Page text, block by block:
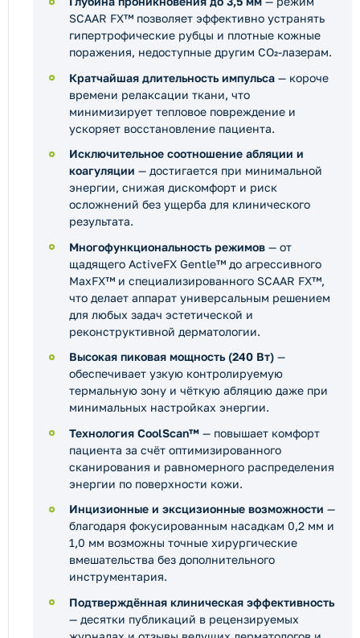
SCAAR FX™ позволяет эффективно устранять
гипертрофические рубцы и плотные кожные
поражения, недоступные другим CO₂-лазерам.
Кратчайшая длительность импульса — короче
времени релаксации ткани, что
минимизирует тепловое повреждение и
ускоряет восстановление пациента.
Исключительное соотношение абляции и
коагуляции — достигается при минимальной
энергии, снижая дискомфорт и риск
осложнений без ущерба для клинического
результата.
Многофункциональность режимов — от
щадящего ActiveFX Gentle™ до агрессивного
MaxFX™ и специализированного SCAAR FX™,
что делает аппарат универсальным решением
для любых задач эстетической и
реконструктивной дерматологии.
Высокая пиковая мощность (240 Вт) —
обеспечивает узкую контролируемую
термальную зону и чёткую абляцию даже при
минимальных настройках энергии.
Технология CoolScan™ — повышает комфорт
пациента за счёт оптимизированного
сканирования и равномерного распределения
энергии по поверхности кожи.
Инцизионные и эксцизионные возможности —
благодаря фокусированным насадкам 0,2 мм и
1,0 мм возможны точные хирургические
вмешательства без дополнительного
инструментария.
Подтверждённая клиническая эффективность
— десятки публикаций в рецензируемых